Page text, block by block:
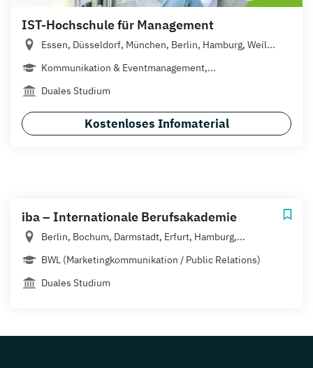
IST-Hochschule für Management
Essen, Düsseldorf, München, Berlin, Hamburg, Weil...
Kommunikation & Eventmanagement,...
Duales Studium
Kostenloses Infomaterial
iba – Internationale Berufsakademie
Berlin, Bochum, Darmstadt, Erfurt, Hamburg,...
BWL (Marketingkommunikation / Public Relations)
Duales Studium